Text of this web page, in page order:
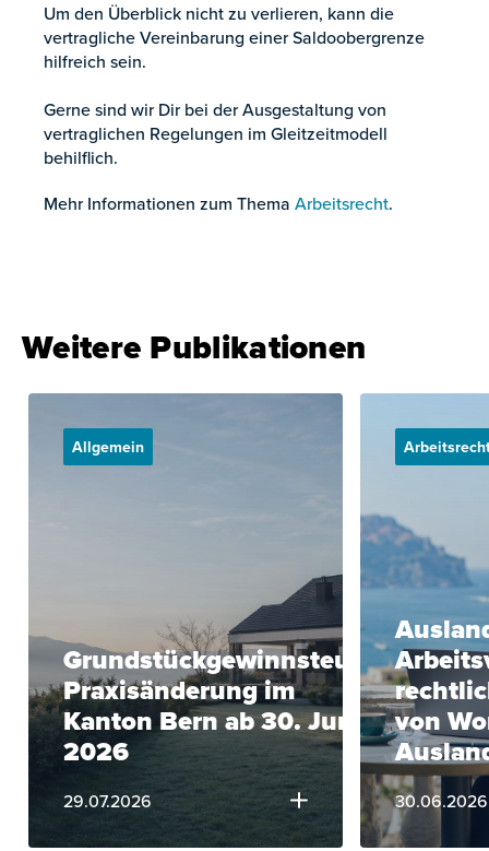
Um den Überblick nicht zu verlieren, kann die
vertragliche Vereinbarung einer Saldoobergrenze
hilfreich sein.
Gerne sind wir Dir bei der Ausgestaltung von
vertraglichen Regelungen im Gleitzeitmodell
behilflich.
Mehr Informationen zum Thema Arbeitsrecht.
Weitere Publikationen
Allgemein
Grundstückgewinnsteuer:
Praxisänderung im
Kanton Bern ab 30. Juni
2026
29.07.2026
von
30.06.2026